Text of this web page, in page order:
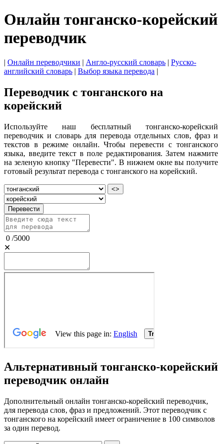
Онлайн тонганско-корейский
переводчик
| Онлайн переводчики | Англо-русский словарь | Русско-
английский словарь | Выбор языка перевода |
Переводчик с тонганского на
корейский
Используйте наш бесплатный тонганско-корейский
переводчик и словарь для перевода отдельных слов, фраз и
текстов в режиме онлайн. Чтобы перевести с тонганского
языка, введите текст в поле редактирования. Затем нажмите
на зеленую кнопку "Перевести". В нижнем окне вы получите
готовый результат перевода с тонганского на корейский.
<>
Перевести
0 /5000
✕
Альтернативный тонганско-корейский
переводчик онлайн
Дополнительный онлайн тонганско-корейский переводчик,
для перевода слов, фраз и предложений. Этот переводчик с
тонганского на корейский имеет ограничение в 100 символов
за один перевод.